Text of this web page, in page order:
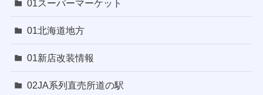
01スーパーマーケット
01北海道地方
01新店改装情報
02JA系列直売所道の駅